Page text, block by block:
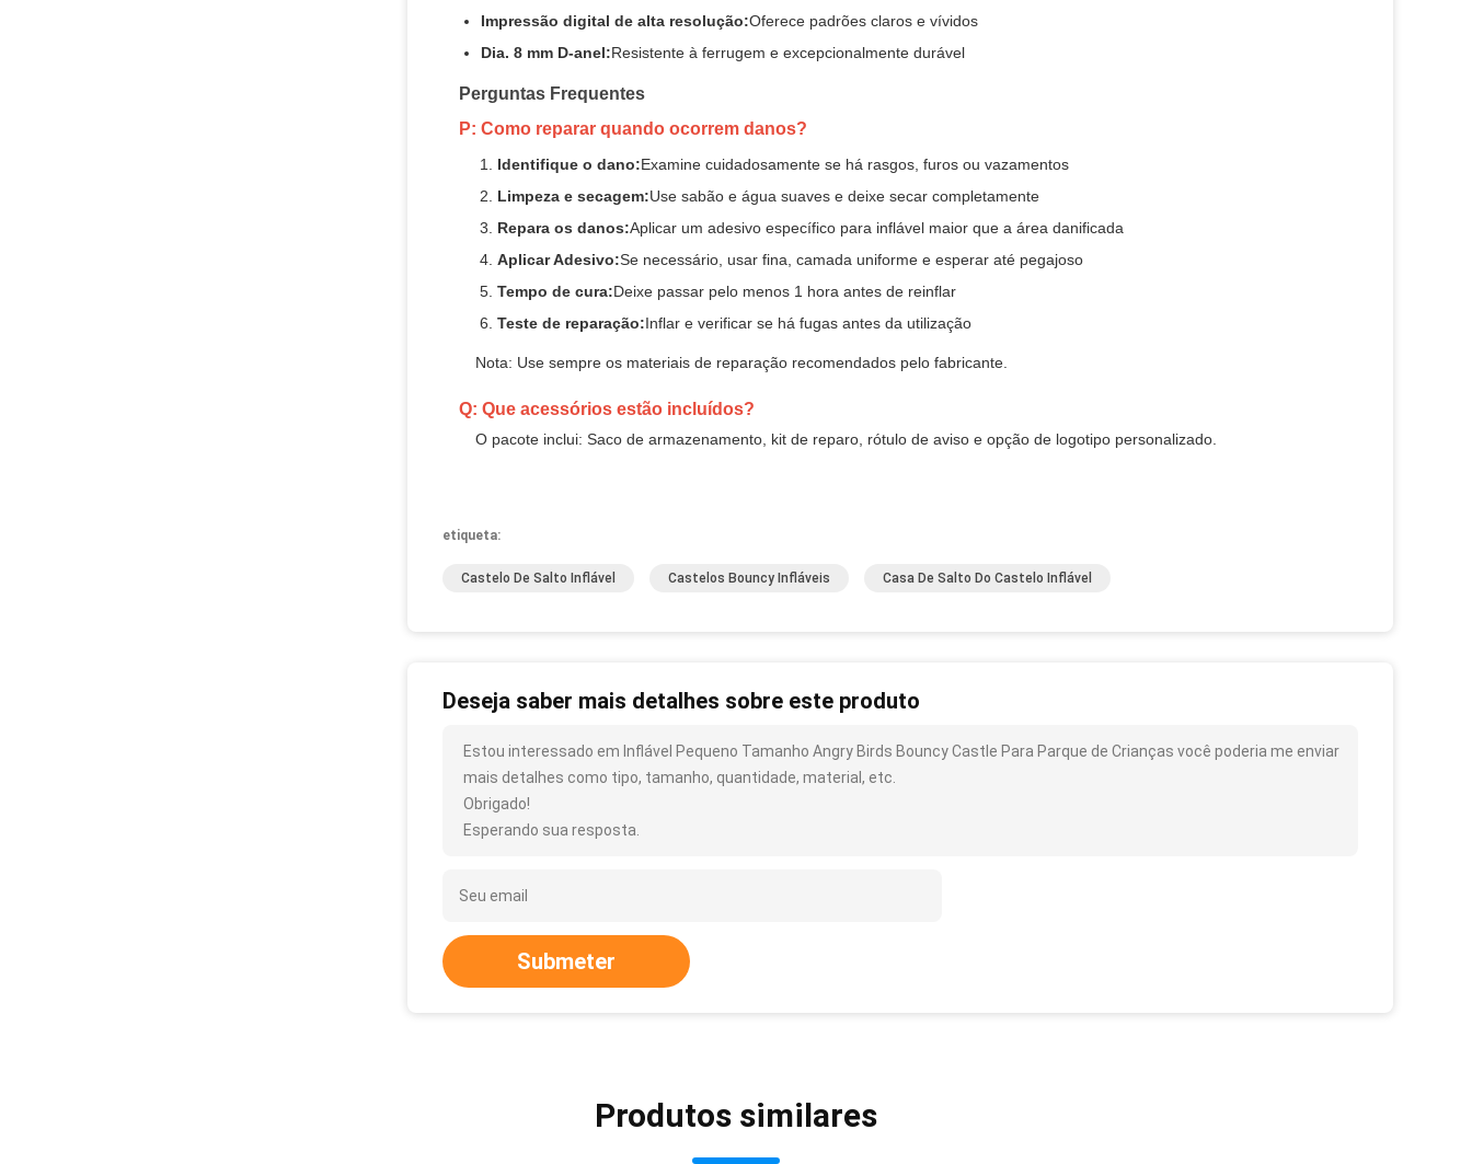
Impressão digital de alta resolução:Oferece padrões claros e vívidos
Dia. 8 mm D-anel:Resistente à ferrugem e excepcionalmente durável
Perguntas Frequentes
P: Como reparar quando ocorrem danos?
Identifique o dano:Examine cuidadosamente se há rasgos, furos ou vazamentos
Limpeza e secagem:Use sabão e água suaves e deixe secar completamente
Repara os danos:Aplicar um adesivo específico para inflável maior que a área danificada
Aplicar Adesivo:Se necessário, usar fina, camada uniforme e esperar até pegajoso
Tempo de cura:Deixe passar pelo menos 1 hora antes de reinflar
Teste de reparação:Inflar e verificar se há fugas antes da utilização
Nota: Use sempre os materiais de reparação recomendados pelo fabricante.
Q: Que acessórios estão incluídos?
O pacote inclui: Saco de armazenamento, kit de reparo, rótulo de aviso e opção de logotipo personalizado.
etiqueta:
Castelo De Salto Inflável Castelos Bouncy Infláveis Casa De Salto Do Castelo Inflável
Deseja saber mais detalhes sobre este produto
Estou interessado em Inflável Pequeno Tamanho Angry Birds Bouncy Castle Para Parque de Crianças você poderia me enviar
mais detalhes como tipo, tamanho, quantidade, material, etc.
Obrigado!
Esperando sua resposta.
Submeter
Produtos similares